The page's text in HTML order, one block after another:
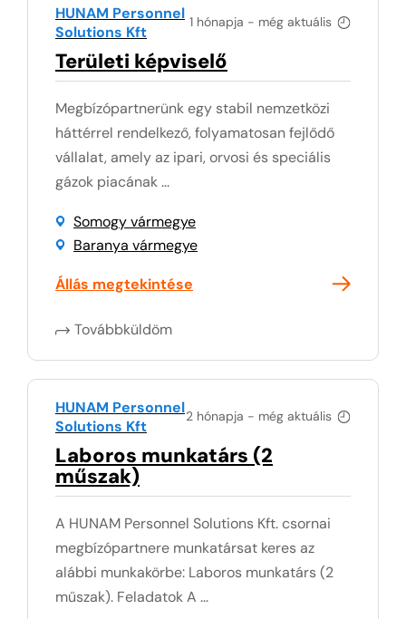
1 hónapja - még aktuális
HUNAM Personnel
Solutions Kft
Területi képviselő
Megbízópartnerünk egy stabil nemzetközi
háttérrel rendelkező, folyamatosan fejlődő
vállalat, amely az ipari, orvosi és speciális
gázok piacának ...
Somogy vármegye
Baranya vármegye
Állás megtekintése
Továbbküldöm
2 hónapja - még aktuális
HUNAM Personnel
Solutions Kft
Laboros munkatárs (2
műszak)
A HUNAM Personnel Solutions Kft. csornai
megbízópartnere munkatársat keres az
alábbi munkakörbe: Laboros munkatárs (2
műszak). Feladatok A ...